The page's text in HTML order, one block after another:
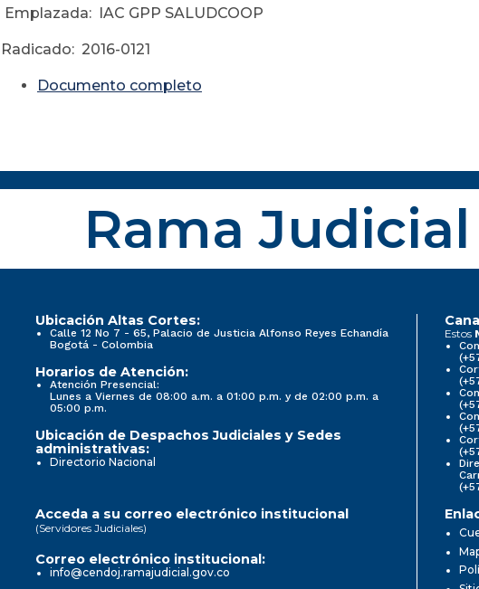
Emplazada: IAC GPP SALUDCOOP
Radicado: 2016-0121
Documento completo
Rama Judicial
Ubicación Altas Cortes:
Calle 12 No 7 - 65, Palacio de Justicia Alfonso Reyes Echandía
Bogotá - Colombia
Horarios de Atención:
Atención Presencial:
Lunes a Viernes de 08:00 a.m. a 01:00 p.m. y de 02:00 p.m. a
05:00 p.m.
Ubicación de Despachos Judiciales y Sedes
administrativas:
Directorio Nacional
Estos
Acceda a su correo electrónico institucional
(Servidores Judiciales)
Correo electrónico institucional:
info@cendoj.ramajudicial.gov.co